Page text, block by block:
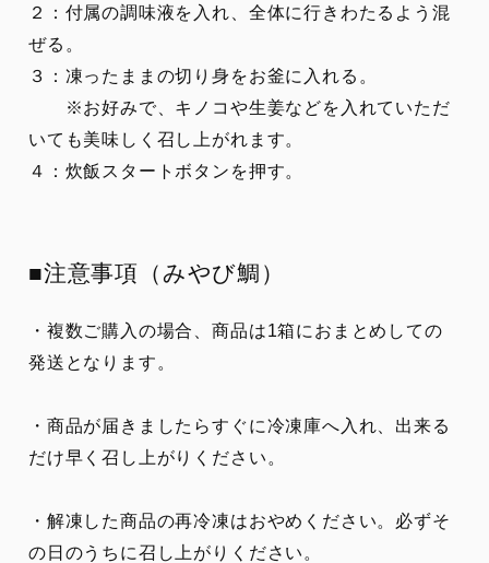
２：付属の調味液を入れ、全体に行きわたるよう混
ぜる。
３：凍ったままの切り身をお釜に入れる。
※お好みで、キノコや生姜などを入れていただ
いても美味しく召し上がれます。
４：炊飯スタートボタンを押す。
■注意事項（みやび鯛）
・複数ご購入の場合、商品は1箱におまとめしての
発送となります。
・商品が届きましたらすぐに冷凍庫へ入れ、出来る
だけ早く召し上がりください。
・解凍した商品の再冷凍はおやめください。必ずそ
の日のうちに召し上がりください。